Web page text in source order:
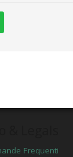
Frequenti